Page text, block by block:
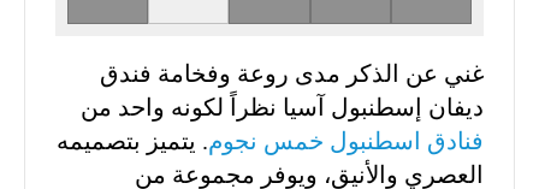
غني عن الذكر مدى روعة وفخامة فندق
ديفان إسطنبول آسيا نظراً لكونه واحد من
فنادق اسطنبول خمس نجوم. يتميز بتصميمه
العصري والأنيق، ويوفر مجموعة من